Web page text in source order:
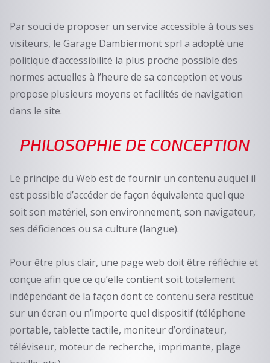
Par souci de proposer un service accessible à tous ses
visiteurs, le Garage Dambiermont sprl a adopté une
politique d’accessibilité la plus proche possible des
normes actuelles à l’heure de sa conception et vous
propose plusieurs moyens et facilités de navigation
dans le site.
PHILOSOPHIE DE CONCEPTION
Le principe du Web est de fournir un contenu auquel il
est possible d’accéder de façon équivalente quel que
soit son matériel, son environnement, son navigateur,
ses déficiences ou sa culture (langue).
Pour être plus clair, une page web doit être réfléchie et
conçue afin que ce qu’elle contient soit totalement
indépendant de la façon dont ce contenu sera restitué
sur un écran ou n’importe quel dispositif (téléphone
portable, tablette tactile, moniteur d’ordinateur,
téléviseur, moteur de recherche, imprimante, plage